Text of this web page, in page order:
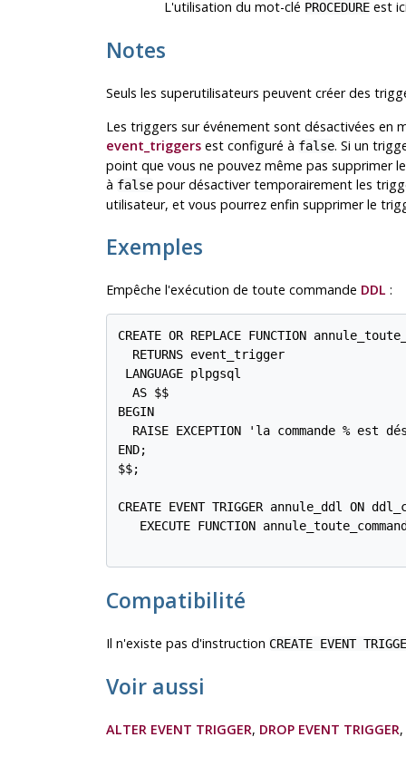
L'utilisation du mot-clé PROCEDUREest
Notes
Seuls les superutilisateurs peuvent créer des
Les triggers sur événement sont désactivées en
event_triggersest configuré à false. Si un
point que vous ne pouvez même pas supprimer
à falsepour désactiver temporairement les
utilisateur, et vous pourrez enfin supprimer le
Exemples
Empêche l'exécution de toute commande DDL :
CREATE OR REPLACE FUNCTION
  RETURNS event_trigger
LANGUAGE plpgsql
  AS $$
BEGIN
RAISE EXCEPTION 'la commande % est
END;
$$;
CREATE EVENT TRIGGER annule_ddl ON
EXECUTE FUNCTION
Compatibilité
Il n'existe pas d'instruction CREATE EVENT
Voir aussi
ALTER EVENT TRIGGER, DROP EVENT TRIGGER,